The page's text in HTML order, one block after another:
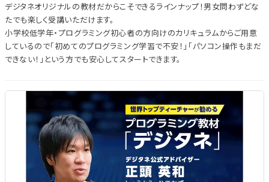
デジタネオリジナルの教材だからこそできるラインナップ！男女問わずどな
たでも楽しく受講いただけます。
小学校低学年・プログラミング初心者の方向けのカリキュラムからご用意
しているので「初めてのプログラミング学習で不安！」「パソコン操作もまだ
できない！」という方でも安心してスタートできます。